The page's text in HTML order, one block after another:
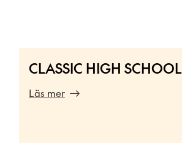
CLASSIC HIGH SCHOOL
Läs mer